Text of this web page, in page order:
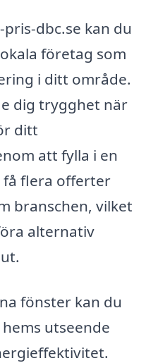
dbc.se kan du
företag som
i ditt område.
dig trygghet när
ditt
att fylla i en
få flera offerter
branschen, vilket
alternativ
fönster kan du
utseende